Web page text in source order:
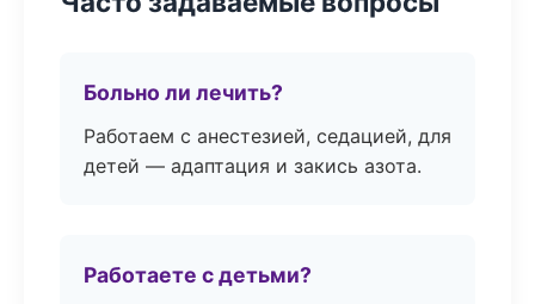
Больно ли лечить?
Работаем с анестезией, седацией, для
детей — адаптация и закись азота.
Работаете с детьми?